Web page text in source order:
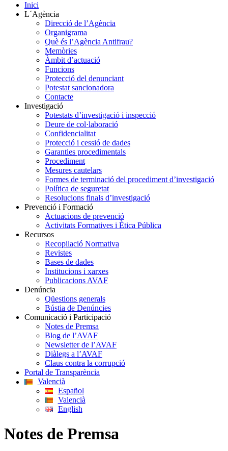
Inici
L´Agència
Direcció de l’Agència
Organigrama
Què és l’Agència Antifrau?
Memòries
Àmbit d’actuació
Funcions
Protecció del denunciant
Potestat sancionadora
Contacte
Investigació
Potestats d’investigació i inspecció
Deure de col·laboració
Confidencialitat
Protecció i cessió de dades
Garanties procedimentals
Procediment
Mesures cautelars
Formes de terminació del procediment d’investigació
Política de seguretat
Resolucions finals d’investigació
Prevenció i Formació
Actuacions de prevenció
Activitats Formatives i Ètica Pública
Recursos
Recopilació Normativa
Revistes
Bases de dades
Institucions i xarxes
Publicacions AVAF
Denúncia
Qüestions generals
Bústia de Denúncies
Comunicació i Participació
Notes de Premsa
Blog de l’AVAF
Newsletter de l’AVAF
Diàlegs a l’AVAF
Claus contra la corrupció
Portal de Transparència
Valencià
Español
Valencià
English
Notes de Premsa